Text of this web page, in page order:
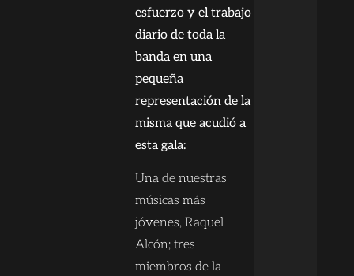
esfuerzo y el trabajo
diario de toda la
banda en una
pequeña
representación de la
misma que acudió a
esta gala:
Una de nuestras
músicas más
jóvenes, Raquel
Alcón; tres
miembros de la